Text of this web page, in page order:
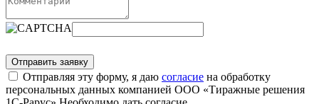
Отправляя эту форму, я даю согласие на обработку
персональных данных компанией ООО «Тиражные решения